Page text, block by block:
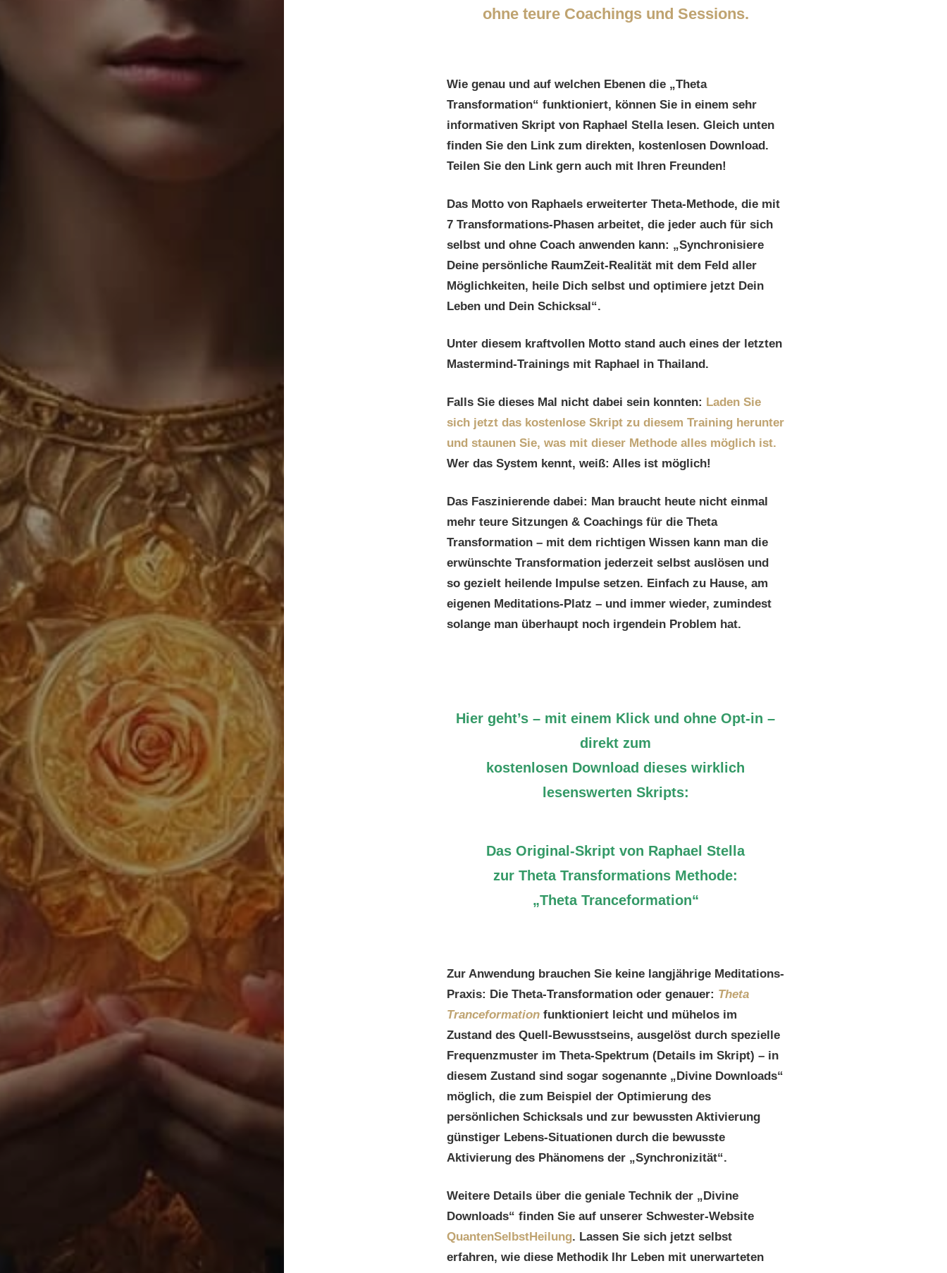
ohne teure Coachings und Sessions.
Wie genau und auf welchen Ebenen die „Theta
Transformation“ funktioniert, können Sie in einem sehr
informativen Skript von Raphael Stella lesen. Gleich unten
finden Sie den Link zum direkten, kostenlosen Download.
Teilen Sie den Link gern auch mit Ihren Freunden!
Das Motto von Raphaels erweiterter Theta-Methode, die mit
7 Transformations-Phasen arbeitet, die jeder auch für sich
selbst und ohne Coach anwenden kann: „Synchronisiere
Deine persönliche RaumZeit-Realität mit dem Feld aller
Möglichkeiten, heile Dich selbst und optimiere jetzt Dein
Leben und Dein Schicksal“.
Unter diesem kraftvollen Motto stand auch eines der letzten
Mastermind-Trainings mit Raphael in Thailand.
Falls Sie dieses Mal nicht dabei sein konnten: Laden Sie
sich jetzt das kostenlose Skript zu diesem Training herunter
und staunen Sie, was mit dieser Methode alles möglich ist.
Wer das System kennt, weiß: Alles ist möglich!
Das Faszinierende dabei: Man braucht heute nicht einmal
mehr teure Sitzungen & Coachings für die Theta
Transformation – mit dem richtigen Wissen kann man die
erwünschte Transformation jederzeit selbst auslösen und
so gezielt heilende Impulse setzen. Einfach zu Hause, am
eigenen Meditations-Platz – und immer wieder, zumindest
solange man überhaupt noch irgendein Problem hat.
Hier geht’s – mit einem Klick und ohne Opt-in –
direkt zum
kostenlosen Download dieses wirklich
lesenswerten Skripts:
Das Original-Skript von Raphael Stella
zur Theta Transformations Methode:
„Theta Tranceformation“
Zur Anwendung brauchen Sie keine langjährige Meditations-
Praxis: Die Theta-Transformation oder genauer: Theta
Tranceformationfunktioniert leicht und mühelos im
Zustand des Quell-Bewusstseins, ausgelöst durch spezielle
Frequenzmuster im Theta-Spektrum (Details im Skript) – in
diesem Zustand sind sogar sogenannte „Divine Downloads“
möglich, die zum Beispiel der Optimierung des
persönlichen Schicksals und zur bewussten Aktivierung
günstiger Lebens-Situationen durch die bewusste
Aktivierung des Phänomens der „Synchronizität“.
Weitere Details über die geniale Technik der „Divine
Downloads“ finden Sie auf unserer Schwester-Website
QuantenSelbstHeilung. Lassen Sie sich jetzt selbst
erfahren, wie diese Methodik Ihr Leben mit unerwarteten